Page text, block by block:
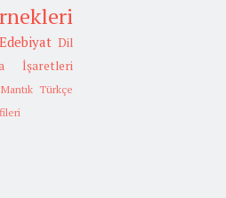
Edebiyat Dil
İşaretleri
Türkçe